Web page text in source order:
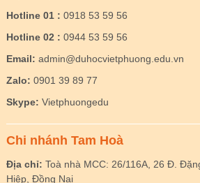
Hotline 01 : 0918 53 59 56
Hotline 02 : 0944 53 59 56
Email: admin@duhocvietphuong.edu.vn
Zalo: 0901 39 89 77
Skype: Vietphuongedu
Chi nhánh Tam Hoà
Địa chỉ: Toà nhà MCC: 26/116A, 26 Đ.
Hiệp, Đồng Nai